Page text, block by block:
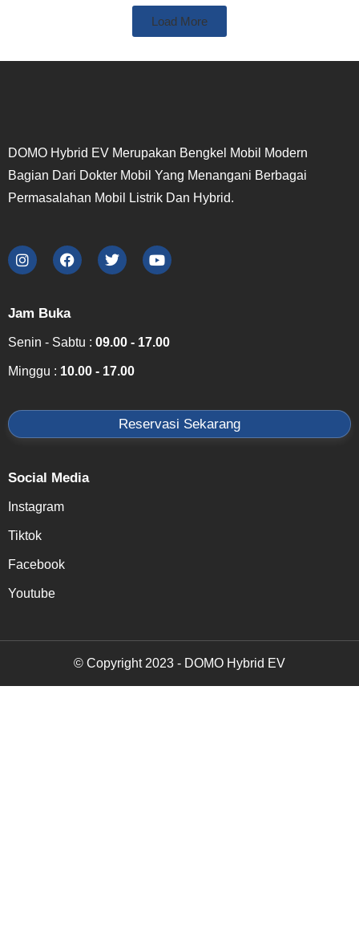
Load More
DOMO Hybrid EV Merupakan Bengkel Mobil Modern
Bagian Dari Dokter Mobil Yang Menangani Berbagai
Permasalahan Mobil Listrik Dan Hybrid.
Jam Buka
Senin - Sabtu : 09.00 - 17.00
Minggu : 10.00 - 17.00
Reservasi Sekarang
Social Media
Instagram
Tiktok
Facebook
Youtube
© Copyright 2023 - DOMO Hybrid EV